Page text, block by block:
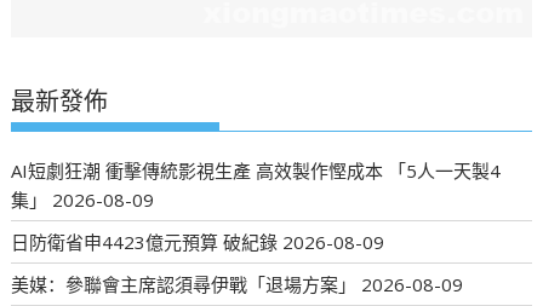
最新發佈
AI短劇狂潮 衝擊傳統影視生產 高效製作慳成本 「5人一天製4
集」
2026-08-09
日防衛省申4423億元預算 破紀錄 2026-08-09
美媒：參聯會主席認須尋伊戰「退場方案」
2026-08-09